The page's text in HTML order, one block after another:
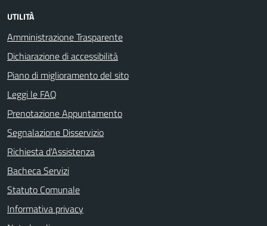
UTILITÀ
Amministrazione Trasparente
Dichiarazione di accessibilità
Piano di miglioramento del sito
Leggi le FAQ
Prenotazione Appuntamento
Segnalazione Disservizio
Richiesta d'Assistenza
Bacheca Servizi
Statuto Comunale
Informativa privacy